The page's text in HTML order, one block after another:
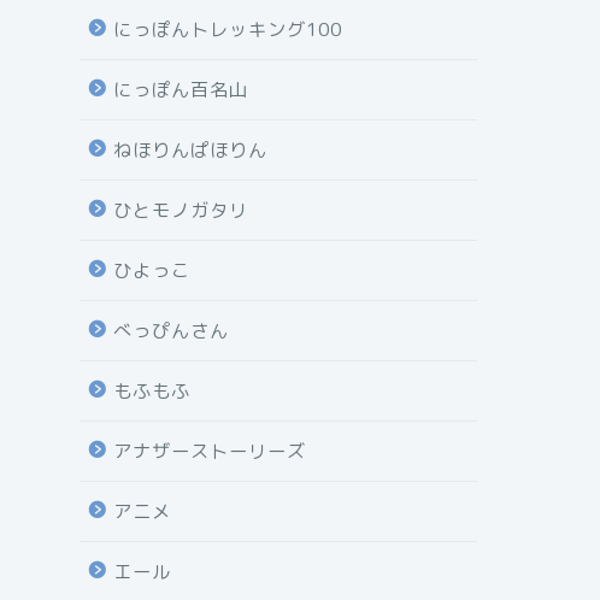
にっぽんトレッキング100
にっぽん百名山
ねほりんぱほりん
ひとモノガタリ
ひよっこ
べっぴんさん
もふもふ
アナザーストーリーズ
アニメ
エール